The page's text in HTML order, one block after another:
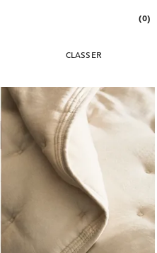
(0)
CLASSER